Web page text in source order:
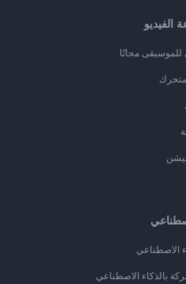
الفيديو
مجانًا
الاصطناعي
بالذكاء الاصطناعي